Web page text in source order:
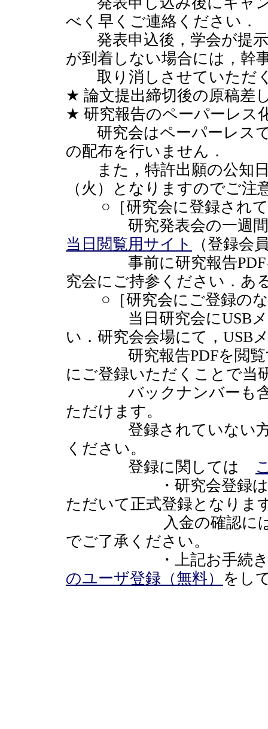
べく早くご連絡ください．
発表申込後，学会が提示
が到着しない場合には，幹
取り消しさせていただ
★ 論文提出締切後の原稿差
★ 研究報告のペーパーレス
研究会はペーパーレスで
の配布を行いません．
また，特許出願の公知日
（火）となりますのでご注
○［研究会に登録されて
研究発表会の一週間前
当日閲覧用サイト
（登録会
事前に研究報告PDFを
究会にご持参ください．あ
○［研究会にご登録のな
当日研究会にUSBメモ
い．研究会会場にて，USB
研究報告PDFを閲覧す
にご登録いただくことで当
バックナンバーも含め
ただけます。
登録されていない方は
ください。
登録に関しては
・研究会登録は上記
ただいて正式登録となりま
入金の確認には1週
でご了承ください。
・上記お手続きが
のユーザ登録（無料）
をし